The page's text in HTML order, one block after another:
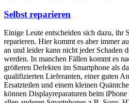
Selbst reparieren
Einige Leute entscheiden sich dazu, ihr
reparieren. Hier kommt es aber immer
an und leider kann nicht jeder Schaden
werden. In manchen Fällen kommt es
größeren Defekten im Smartphone als
qualifizierten Lieferanten, einer guten
Ersatzteilen und einem kleinen
können Displayreparaturen beim